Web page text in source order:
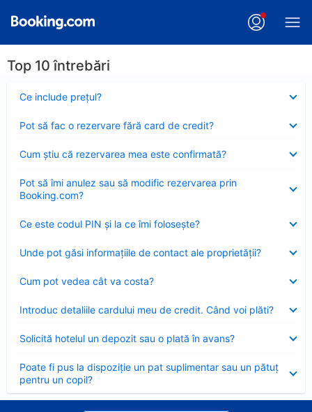
Top 10 întrebări
Ce include preţul?
închis
Pot să fac o rezervare fără card de credit?
închis
Cum ştiu că rezervarea mea este confirmată?
închis
Pot să îmi anulez sau să modific rezervarea prin
Booking.com?
închis
Ce este codul PIN şi la ce îmi foloseşte?
închis
Unde pot găsi informațiile de contact ale proprietății?
închis
Cum pot vedea cât va costa?
închis
Introduc detaliile cardului meu de credit. Când voi plăti?
închis
Solicită hotelul un depozit sau o plată în avans?
închis
Poate fi pus la dispoziție un pat suplimentar sau un pătuț
pentru un copil?
închis